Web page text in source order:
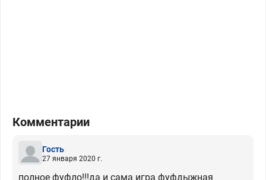
Комментарии
Гость
27 января 2020 г.
полное фуфло!!!да и сама игра фуфдыжная